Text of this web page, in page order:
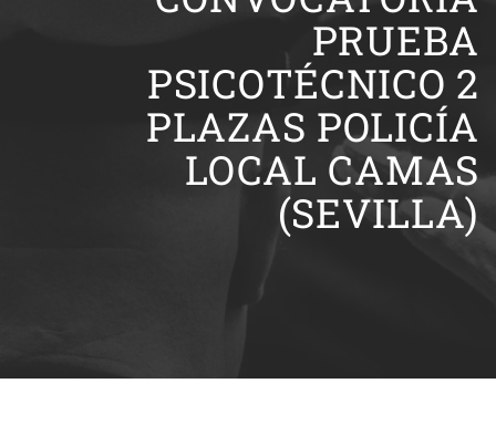
PRUEBA
PSICOTÉCNICO 2
PLAZAS POLICÍA
LOCAL CAMAS
(SEVILLA)